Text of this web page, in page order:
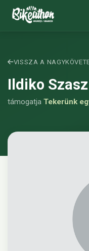
VISSZA A
Ildiko Szasz
támogatja Tekerünk